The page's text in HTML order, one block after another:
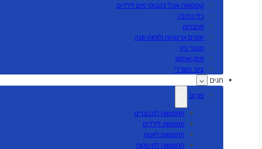
קופסאות אוכל בקבוקי מים לילדים
כלי כתיבה
מחברות
יומנים ארגוניות ולוחות שנה
מוצרי נייר
תיוק ואחסון
ציוד משרדי
חגים
פורים
תחפושות למבוגרים
תחפושת לילדים
תחפושות לזוגות
תחפושות לתינוקות